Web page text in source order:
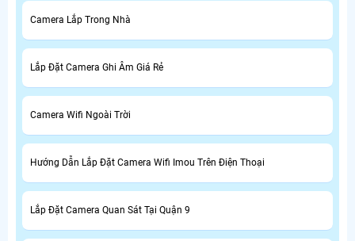
Camera Lắp Trong Nhà
Lắp Đặt Camera Ghi Âm Giá Rẻ
Camera Wifi Ngoài Trời
Hướng Dẫn Lắp Đặt Camera Wifi Imou Trên Điện Thoại
Lắp Đặt Camera Quan Sát Tại Quận 9